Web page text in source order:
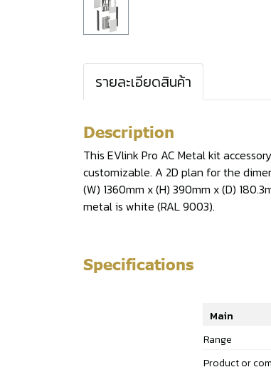
รายละเอียดสินค้า
Description
This EVlink Pro AC Metal kit
customizable. A 2D plan for the
(W) 1360mm x (H) 390mm x (D)
metal is white (RAL 9003).
Specifications
Main
Range
Product or